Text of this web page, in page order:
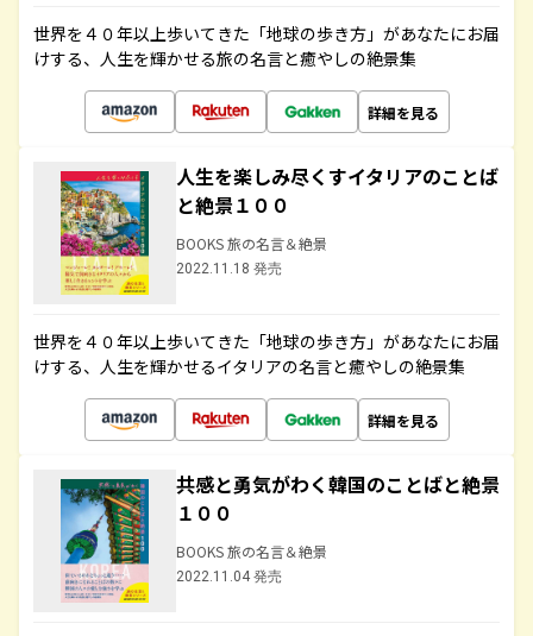
世界を４０年以上歩いてきた「地球の歩き方」があなたにお届
けする、人生を輝かせる旅の名言と癒やしの絶景集
詳細を見る
人生を楽しみ尽くすイタリアのことば
と絶景１００
BOOKS 旅の名言＆絶景
2022.11.18 発売
世界を４０年以上歩いてきた「地球の歩き方」があなたにお届
けする、人生を輝かせるイタリアの名言と癒やしの絶景集
詳細を見る
共感と勇気がわく韓国のことばと絶景
１００
BOOKS 旅の名言＆絶景
2022.11.04 発売